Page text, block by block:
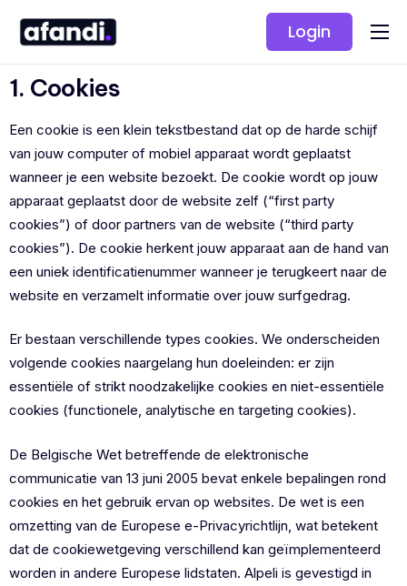
Oplossingen
Prijzen
Login
1. Cookies
Een cookie is een klein tekstbestand dat op de harde schijf
van jouw computer of mobiel apparaat wordt geplaatst
wanneer je een website bezoekt. De cookie wordt op jouw
apparaat geplaatst door de website zelf (“first party
cookies”) of door partners van de website (“third party
cookies”). De cookie herkent jouw apparaat aan de hand van
een uniek identificatienummer wanneer je terugkeert naar de
website en verzamelt informatie over jouw surfgedrag.
Er bestaan verschillende types cookies. We onderscheiden
volgende cookies naargelang hun doeleinden: er zijn
essentiële of strikt noodzakelijke cookies en niet-essentiële
cookies (functionele, analytische en targeting cookies).
De Belgische Wet betreffende de elektronische
communicatie van 13 juni 2005 bevat enkele bepalingen rond
cookies en het gebruik ervan op websites. De wet is een
omzetting van de Europese e-Privacyrichtlijn, wat betekent
dat de cookiewetgeving verschillend kan geïmplementeerd
worden in andere Europese lidstaten. Alpeli is gevestigd in